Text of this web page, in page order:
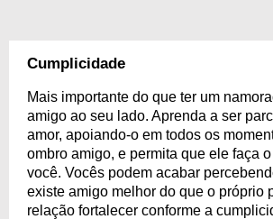
Cumplicidade
Mais importante do que ter um
amigo ao seu lado. Aprenda a ser
amor, apoiando-o em todos os
ombro amigo, e permita que ele faça
você. Vocês podem acabar
existe amigo melhor do que o próprio
relação fortalecer conforme a